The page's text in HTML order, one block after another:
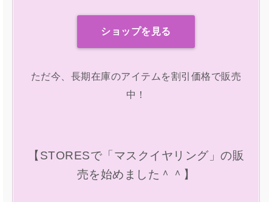
ショップを見る
ただ今、長期在庫のアイテムを割引価格で販売
中！
【STORESで「マスクイヤリング」の販
売を始めました＾＾】